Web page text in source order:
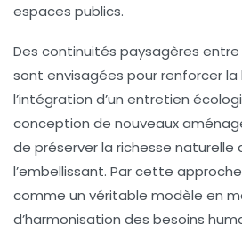
espaces publics.
Des continuités paysagères
sont envisagées pour renforcer la
l’intégration d’un entretien
conception de nouveaux
de préserver la richesse naturelle
l’embellissant. Par cette
comme un véritable modèle en
d’harmonisation des besoins